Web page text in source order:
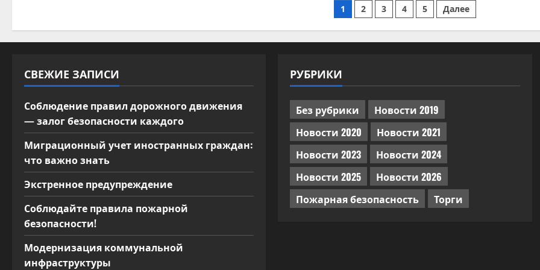
Пагинация
записей
1 2 3 4 5 Далее
СВЕЖИЕ ЗАПИСИ
Соблюдение правил дорожного движения
— залог безопасности каждого
Миграционный учет иностранных граждан:
что важно знать
Экстренное предупреждение
Соблюдайте правила пожарной
безопасности!
Модернизация коммунальной
инфраструктуры
РУБРИКИ
Без рубрики
Новости 2019
Новости 2020
Новости 2021
Новости 2023
Новости 2024
Новости 2025
Новости 2026
Пожарная безопасность
Торги